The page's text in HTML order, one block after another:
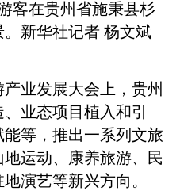
在贵州省施秉县杉
新华社记者 杨文斌
业发展大会上，贵州
业态项目植入和引
等，推出一系列文旅
运动、康养旅游、民
演艺等新兴方向。